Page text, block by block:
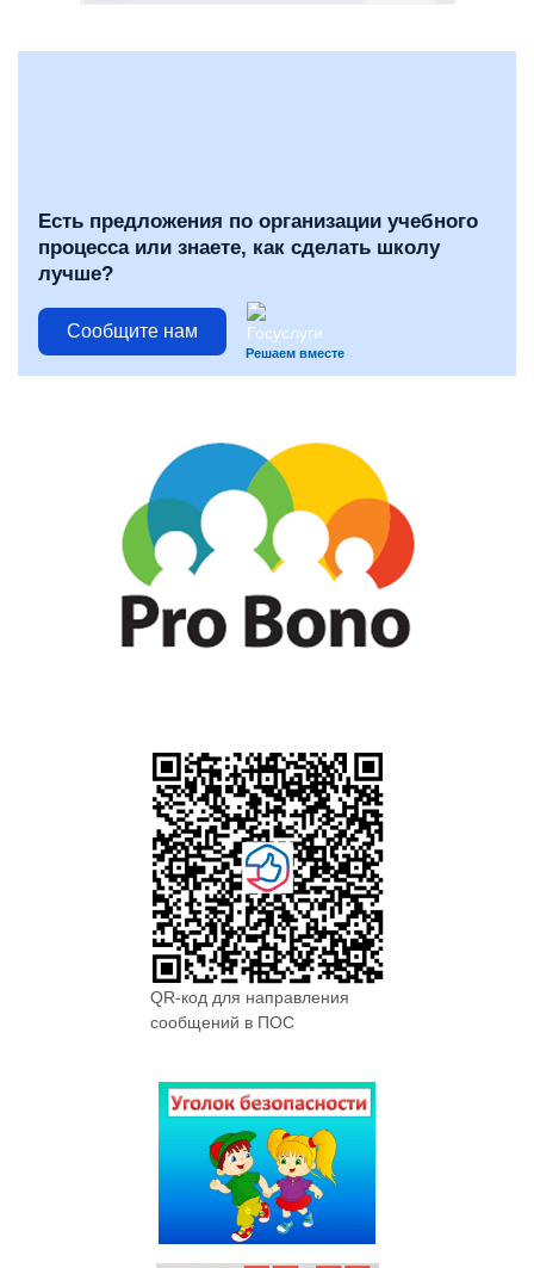
Есть предложения по организации учебного
процесса или знаете, как сделать школу
лучше?
Сообщите нам
Решаем вместе
QR-код для направления
сообщений в ПОС